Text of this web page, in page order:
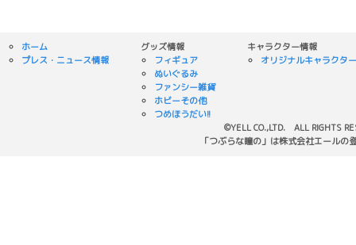
ホーム
プレス・ニュース情報
グッズ情報
フィギュア
ぬいぐるみ
ファンシー雑貨
ホビーその他
つめほうだい!!
キャラクター情報
オリジナルキャラクター
©YELL CO.,LTD. ALL RIGHTS
「つぶらな瞳の」は株式会社エールの